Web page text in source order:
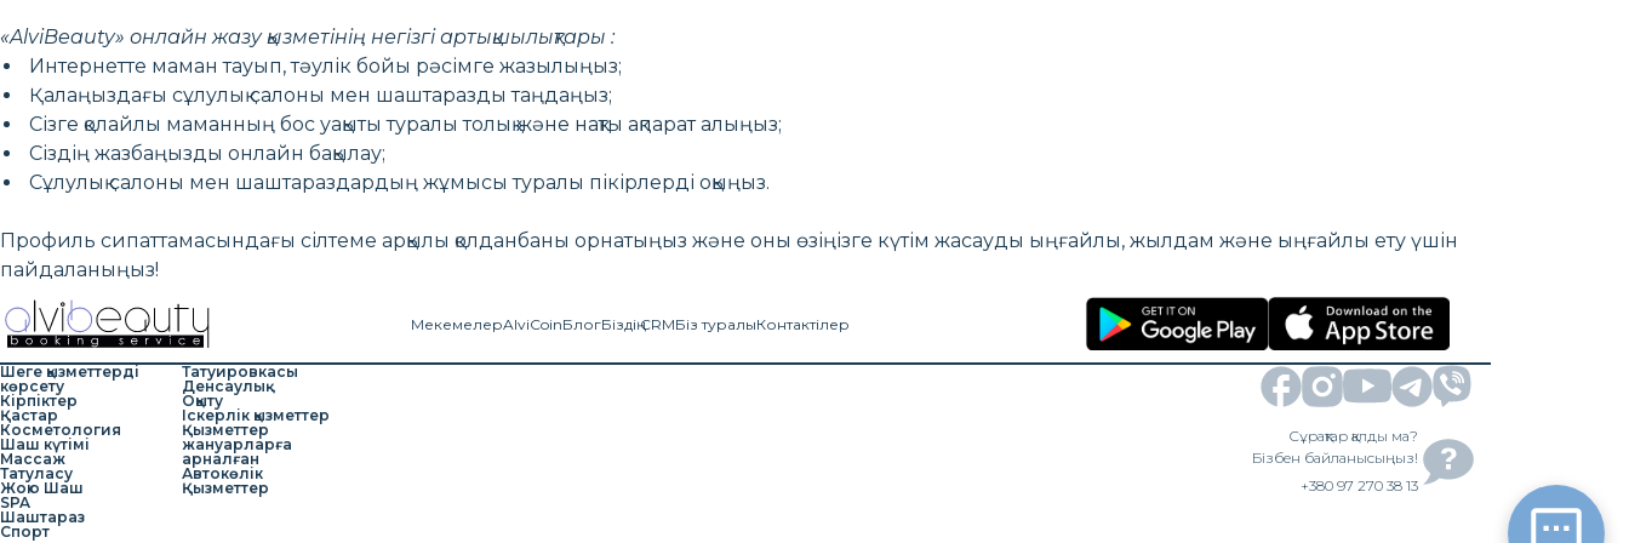
«AlviBeauty» онлайн жазу қызметінің негізгі артықшылықтары :
Интернетте маман тауып, тәулік бойы рәсімге жазылыңыз;
Қалаңыздағы сұлулық салоны мен шаштаразды таңдаңыз;
Сізге қолайлы маманның бос уақыты туралы толық және нақты ақпарат алыңыз;
Сіздің жазбаңызды онлайн бақылау;
Сұлулық салоны мен шаштараздардың жұмысы туралы пікірлерді оқыңыз.
Профиль сипаттамасындағы сілтеме арқылы қолданбаны орнатыңыз және оны өзіңізге күтім жасауды ыңғайлы, жылдам және ыңғайлы ету үшін
пайдаланыңыз!
МекемелерAlviCoinБлогБіздің CRMБіз туралыКонтактілер
Шеге қызметтерді
көрсету
Кірпіктер
Қастар
Косметология
Шаш күтімі
Массаж
Татуласу
Жою Шаш
SPA
Шаштараз
Спорт
Татуировкасы
Денсаулық
Оқыту
Іскерлік қызметтер
Қызметтер
жануарларға
арналған
Автокөлік
Қызметтер
Сұрақтар қалды ма?
Бізбен байланысыңыз!
+380 97 270 38 13